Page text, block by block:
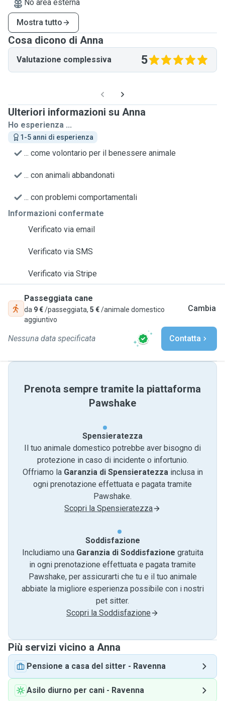
No area esterna
Mostra tutto
Cosa dicono di Anna
Valutazione complessiva 5
Ulteriori informazioni su Anna
Ho esperienza ...
1-5 anni di esperienza
... come volontario per il benessere animale
... con animali abbandonati
... con problemi comportamentali
Informazioni confermate
Verificato via email
Verificato via SMS
Verificato via Stripe
Passeggiata cane
da 9 €/passeggiata, 5 €/animale domestico
aggiuntivo
Cambia
Nessuna data specificata Contatta
Prenota sempre tramite la piattaforma
Pawshake
Spensieratezza
Il tuo animale domestico potrebbe aver bisogno di
protezione in caso di incidente o infortunio.
Offriamo la Garanzia di Spensieratezzainclusa in
ogni prenotazione effettuata e pagata tramite
Pawshake.
Scopri la Spensieratezza
Soddisfazione
Includiamo una Garanzia di Soddisfazione gratuita
in ogni prenotazione effettuata e pagata tramite
Pawshake, per assicurarti che tu e il tuo animale
abbiate la migliore esperienza possibile con i nostri
pet sitter.
Scopri la Soddisfazione
Più servizi vicino a Anna
Pensione a casa del sitter - Ravenna
Asilo diurno per cani - Ravenna